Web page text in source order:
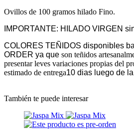
Ovillos de 100 gramos hilado Fino.
IMPORTANTE: HILADO VIRGEN
COLORES TEÑIDOS disponibles
ORDER ya que son teñidos
presentar leves variaciones propias del
estimado de entrega10 dias luego de
También te puede interesar